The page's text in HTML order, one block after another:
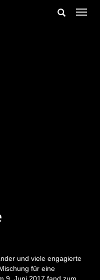
Suche
und viele engagierte
für eine